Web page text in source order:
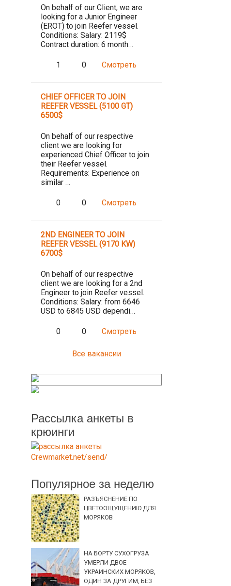
On behalf of our Client, we are
looking for a Junior Engineer
(EROT) to join Reefer vessel.
Conditions: Salary: 2119$
Contract duration: 6 month…
1 0 Смотреть
CHIEF OFFICER TO JOIN
REEFER VESSEL (5100 GT)
6500$
On behalf of our respective
client we are looking for
experienced Chief Officer to join
their Reefer vessel.
Requirements: Experience on
similar …
0 0 Смотреть
2ND ENGINEER TO JOIN
REEFER VESSEL (9170 KW)
6700$
On behalf of our respective
client we are looking for a 2nd
Engineer to join Reefer vessel.
Conditions: Salary: from 6646
USD to 6845 USD dependi…
0 0 Смотреть
Все вакансии
Рассылка анкеты в
крюинги
Популярное за неделю
РАЗЪЯСНЕНИЕ ПО
ЦВЕТООЩУЩЕНИЮ ДЛЯ
МОРЯКОВ
НА БОРТУ СУХОГРУЗА
УМЕРЛИ ДВОЕ
УКРАИНСКИХ МОРЯКОВ,
ОДИН ЗА ДРУГИМ, БЕЗ